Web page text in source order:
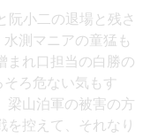
阮小二の退場と残さ
測マニアの童猛も
まれ口担当の白勝の
ろ危ない気もす
梁山泊軍の被害の方
を控えて、それなり